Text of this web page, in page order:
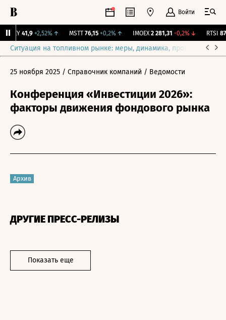
Войти
41,9 +2,52%↑ MSTT 76,15 +0,2%↑ IMOEX 2 281,31 -0,2%↓ RTSI
Ситуация на топливном рынке: меры, динамика, прогнозы
25 ноября 2025 / Справочник компаний / Ведомости
Конференция «Инвестиции 2026»:
факторы движения фондового рынка
Архив
ДРУГИЕ ПРЕСС-РЕЛИЗЫ
Показать еще